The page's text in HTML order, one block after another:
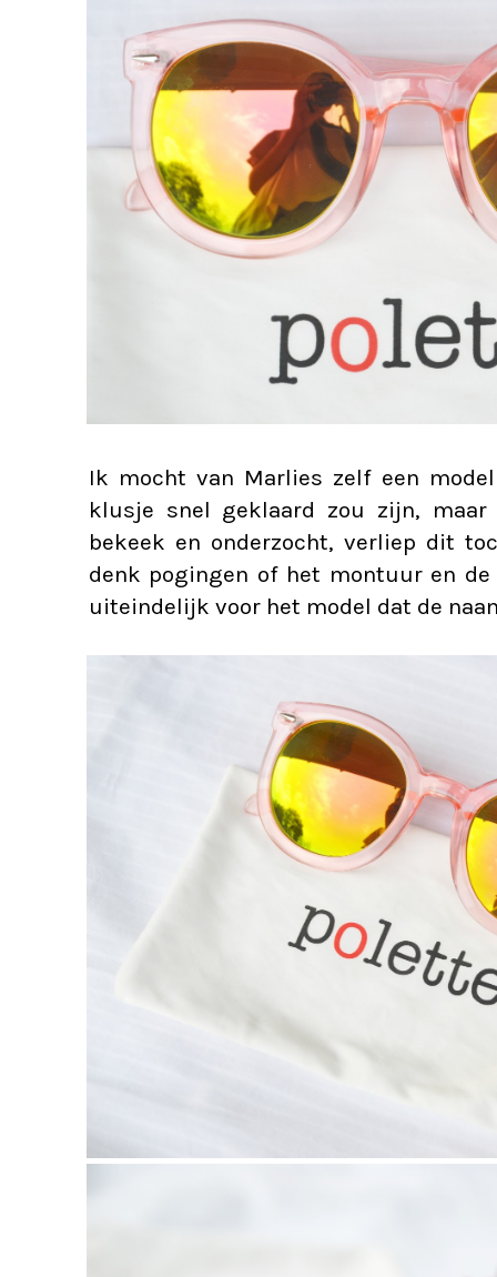
Ik mocht van Marlies zelf een
klusje snel geklaard zou zijn,
bekeek en onderzocht, verliep dit
denk pogingen of het montuur en
uiteindelijk voor het model dat de